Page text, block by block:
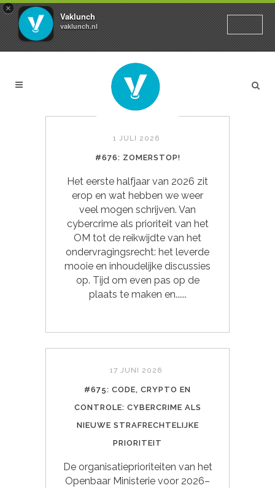
×
Vaklunch
vaklunch.nl
1 JULI 2026
#676: ZOMERSTOP!
Het eerste halfjaar van 2026 zit
erop en wat hebben we weer
veel mogen schrijven. Van
cybercrime als prioriteit van het
OM tot de reikwijdte van het
ondervragingsrecht: het leverde
mooie en inhoudelijke discussies
op. Tijd om even pas op de
plaats te maken en......
17 JUNI 2026
#675: CODE, CRYPTO EN
CONTROLE: CYBERCRIME ALS
NIEUWE STRAFRECHTELIJKE
PRIORITEIT
De organisatieprioriteiten van het
Openbaar Ministerie voor 2026–